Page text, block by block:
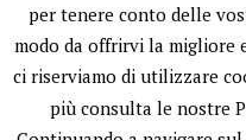
per tenere conto delle
modo da offrirvi la migliore
ci riserviamo di utilizzare
più consulta le nostre